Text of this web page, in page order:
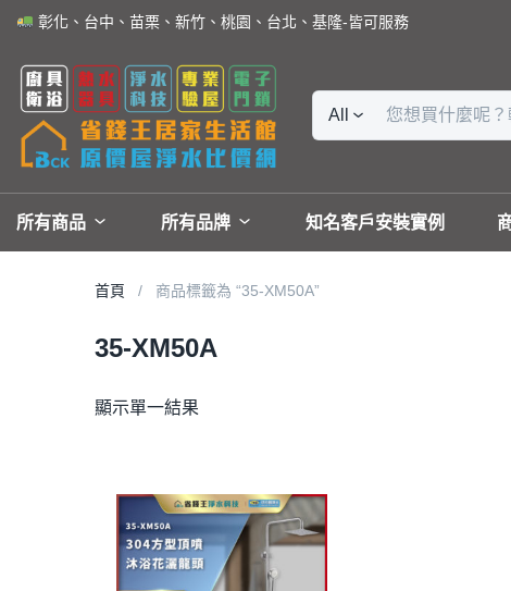
彰化、台中、苗栗、新竹、桃園、台北、基隆-皆可服務
All
所有商品 所有品牌 知名客戶安裝實例
首頁 商品標籤為 “35-XM50A”
35-XM50A
顯示單一結果